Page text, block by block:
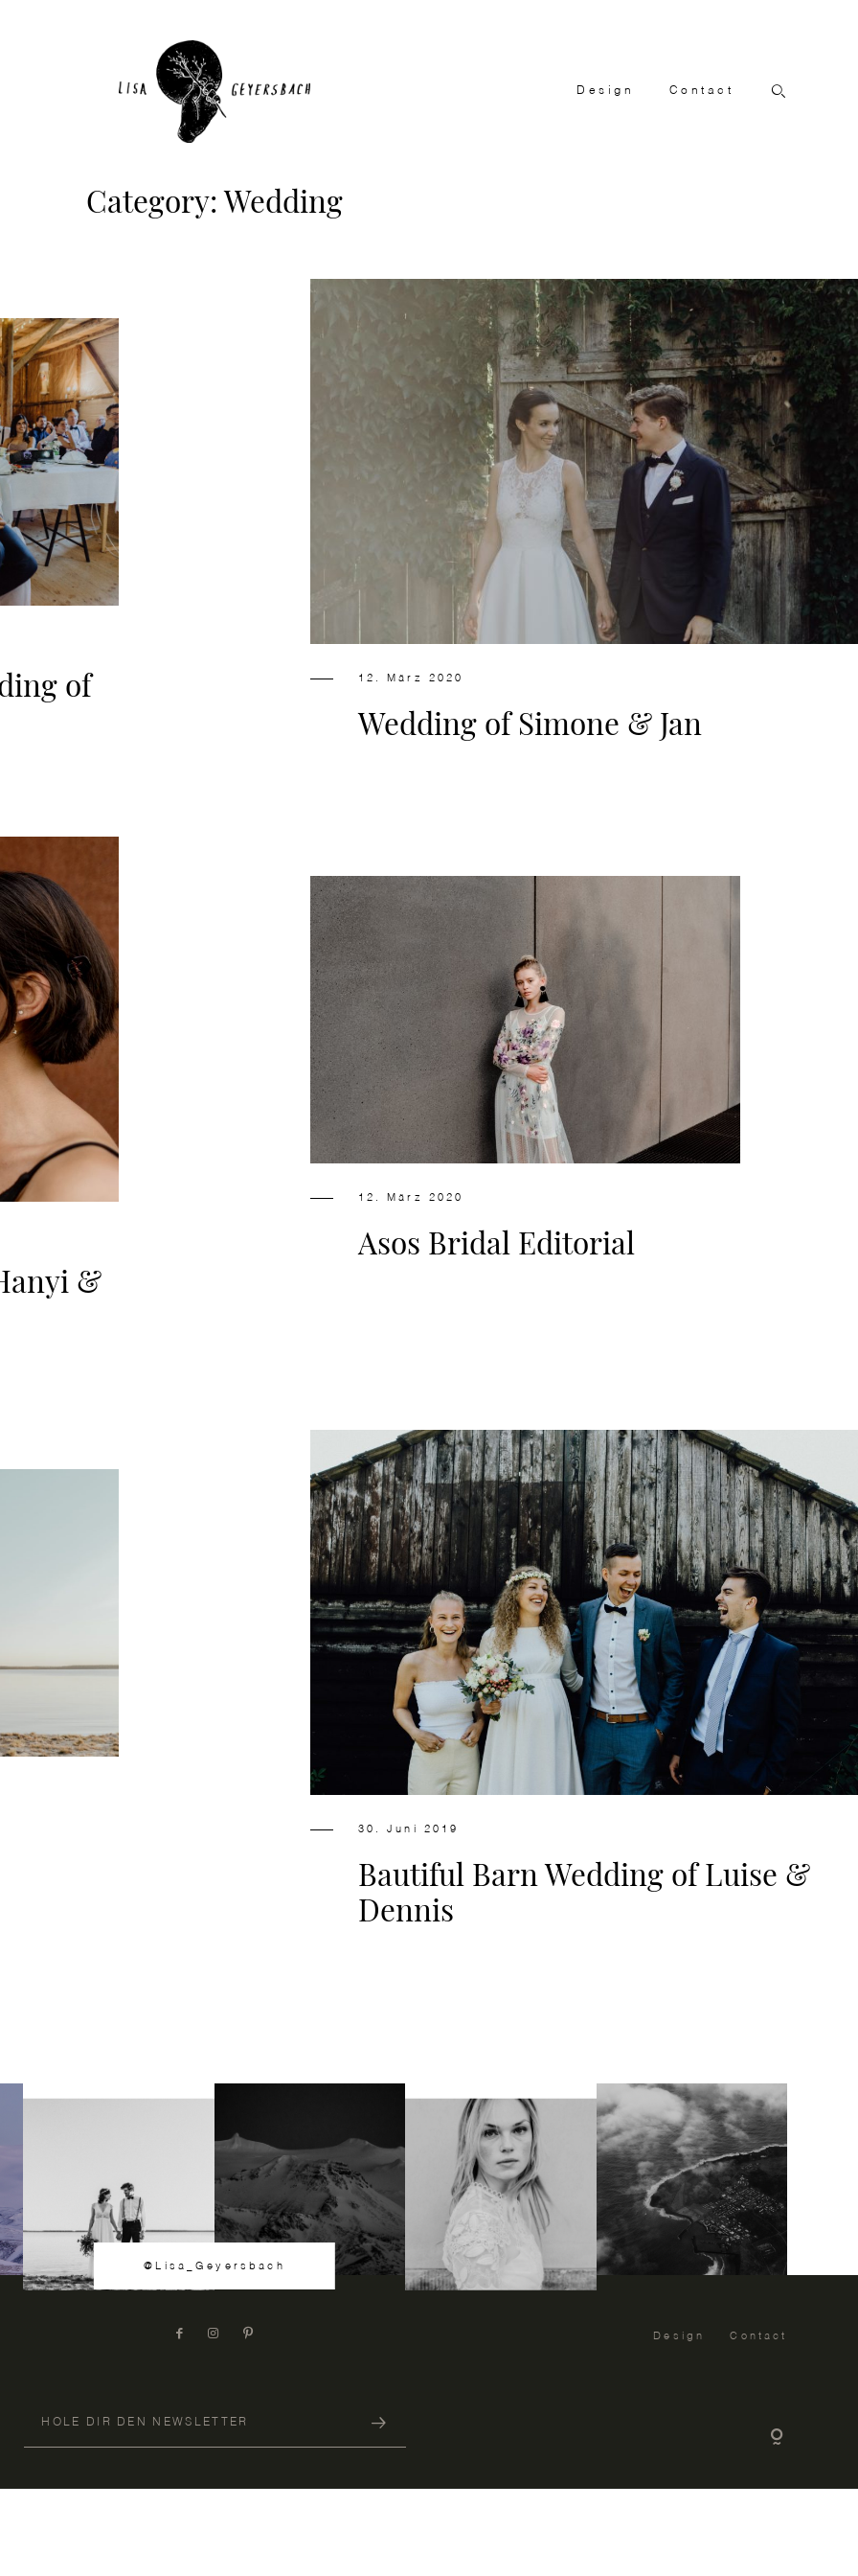
Design Contact
Category: Wedding
of 12. März 2020
Wedding of Simone & Jan
&
12. März 2020
Asos Bridal Editorial
30. Juni 2019
Bautiful Barn Wedding of Luise &
Dennis
@Lisa_Geyersbach
Design Contact